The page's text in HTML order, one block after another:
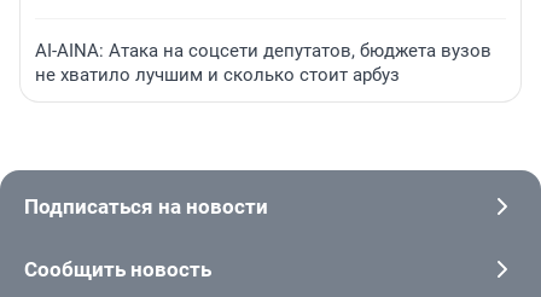
AI-AINA: Атака на соцсети депутатов, бюджета вузов
не хватило лучшим и сколько стоит арбуз
Подписаться на новости
Сообщить новость